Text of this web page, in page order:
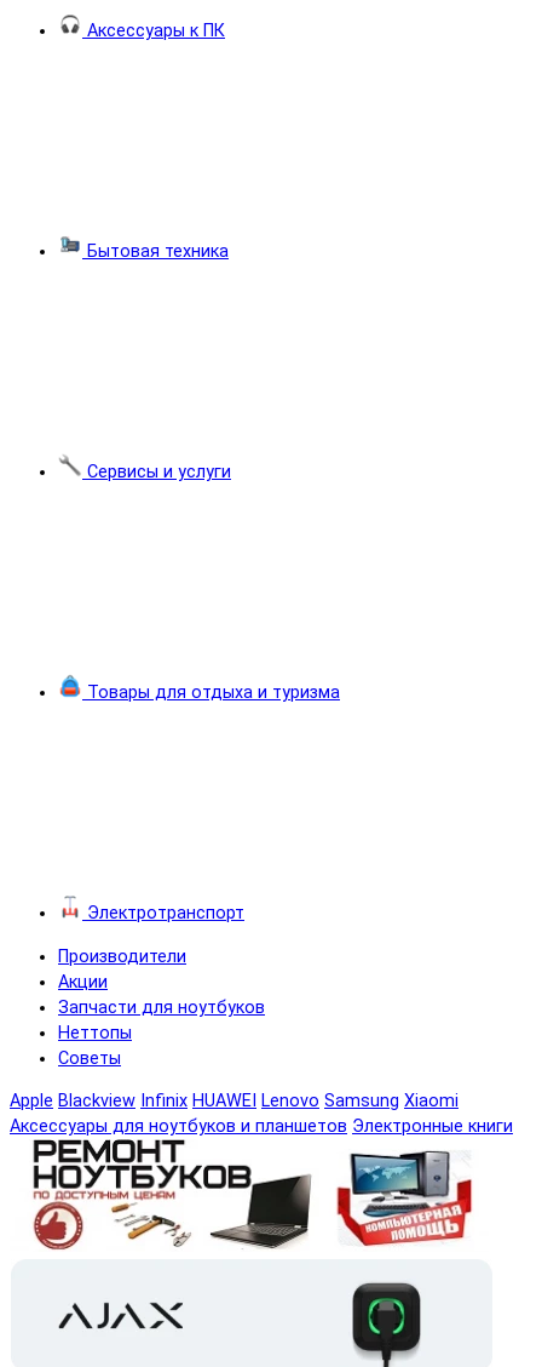
Аксессуары к ПК
Бытовая техника
Сервисы и услуги
Товары для отдыха и туризма
Электротранспорт
Производители
Акции
Запчасти для ноутбуков
Неттопы
Советы
Apple Blackview Infinix HUAWEI Lenovo Samsung Xiaomi
Аксессуары для ноутбуков и планшетов Электронные книги